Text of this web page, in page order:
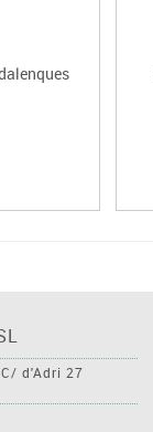
d'Adri 27